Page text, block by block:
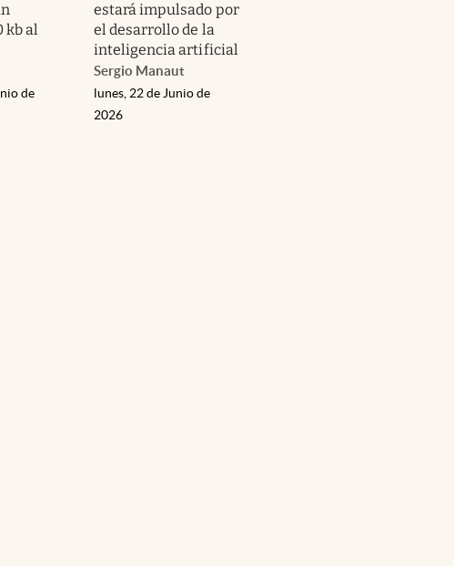
kb al
de
estará impulsado por
el desarrollo de la
inteligencia artificial
Sergio Manaut
lunes, 22 de Junio de
2026